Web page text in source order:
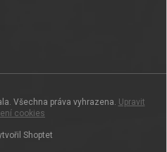
Shoptet
. Všechna práva vyhrazena. Upravit
cookies